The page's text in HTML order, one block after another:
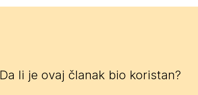
Da li je ovaj članak bio koristan?